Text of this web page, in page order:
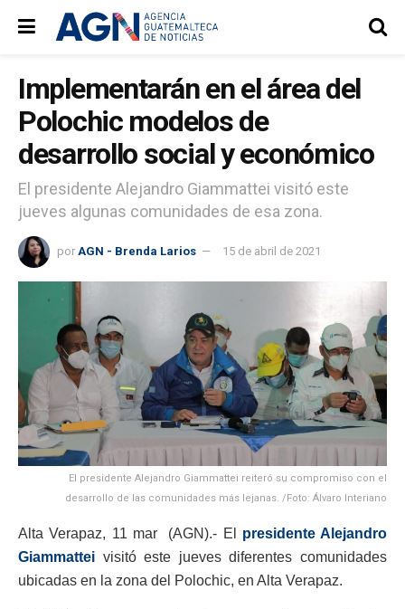
Implementarán en el área del
Polochic modelos de
desarrollo social y económico
El presidente Alejandro Giammattei visitó este
jueves algunas comunidades de esa zona.
por AGN - Brenda Larios 15 de abril de 2021
El presidente Alejandro Giammattei reiteró su compromiso con el
desarrollo de las comunidades más lejanas. /Foto: Álvaro Interiano
Alta Verapaz, 11 mar (AGN).- El presidente Alejandro
Giammattei visitó este jueves diferentes comunidades
ubicadas en la zona del Polochic, en Alta Verapaz.